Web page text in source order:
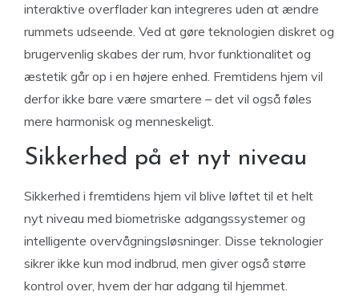
interaktive overflader kan integreres uden at ændre
rummets udseende. Ved at gøre teknologien diskret og
brugervenlig skabes der rum, hvor funktionalitet og
æstetik går op i en højere enhed. Fremtidens hjem vil
derfor ikke bare være smartere – det vil også føles
mere harmonisk og menneskeligt.
Sikkerhed på et nyt niveau
Sikkerhed i fremtidens hjem vil blive løftet til et helt
nyt niveau med biometriske adgangssystemer og
intelligente overvågningsløsninger. Disse teknologier
sikrer ikke kun mod indbrud, men giver også større
kontrol over, hvem der har adgang til hjemmet.